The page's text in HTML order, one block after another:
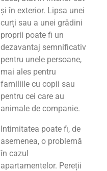
și în exterior. Lipsa unei
curți sau a unei grădini
proprii poate fi un
dezavantaj semnificativ
pentru unele persoane,
mai ales pentru
familiile cu copii sau
pentru cei care au
animale de companie.
Intimitatea poate fi, de
asemenea, o problemă
în cazul
apartamentelor. Pereții